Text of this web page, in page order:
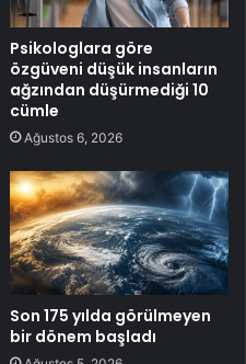
Psikologlara göre
özgüveni düşük insanların
ağzından düşürmediği 10
cümle
Ağustos 6, 2026
Son 175 yılda görülmeyen
bir dönem başladı